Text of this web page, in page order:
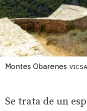
Montes Obarenes
Se trata de un